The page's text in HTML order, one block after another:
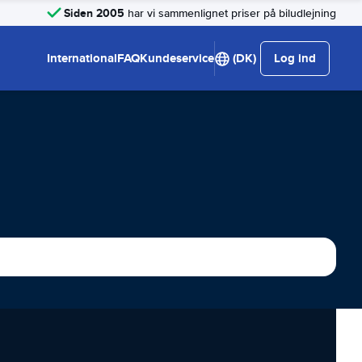
Siden 2005 har vi sammenlignet priser på biludlejning
InternationalFAQKundeservice (DK) Log ind